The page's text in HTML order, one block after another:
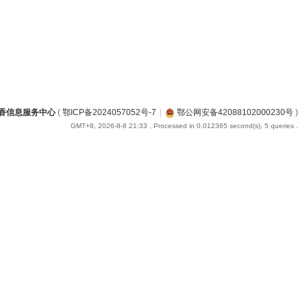
信息服务中心( 鄂ICP备2024057052号-7 鄂公网安备42088102000230号)
GMT+8, 2026-8-8 21:33 , Processed in 0.012365 second(s), 5 queries .